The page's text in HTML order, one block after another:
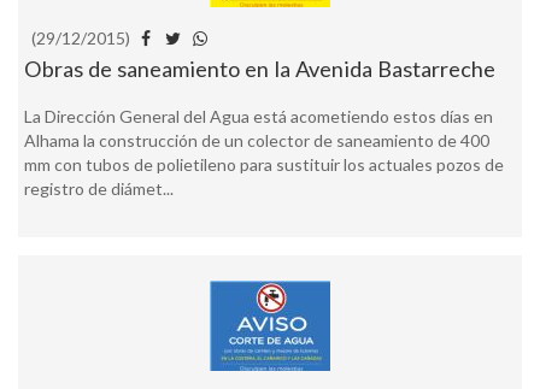
(29/12/2015)
Obras de saneamiento en la Avenida Bastarreche
La Dirección General del Agua está acometiendo estos días en
Alhama la construcción de un colector de saneamiento de 400
mm con tubos de polietileno para sustituir los actuales pozos de
registro de diámet...